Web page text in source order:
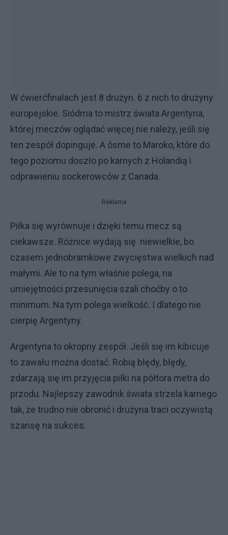
W ćwierćfinałach jest 8 drużyn. 6 z nich to drużyny
europejskie. Siódma to mistrz świata Argentyna,
której meczów oglądać więcej nie należy, jeśli się
ten zespół dopinguje. A ósme to Maroko, które do
tego poziomu doszło po karnych z Holandią i
odprawieniu sockerowców z Canada.
Reklama
Piłka się wyrównuje i dzięki temu mecz są
ciekawsze. Różnice wydają się niewielkie, bo
czasem jednobramkowe zwycięstwa wielkich nad
małymi. Ale to na tym właśnie polega, na
umiejętności przesunięcia szali choćby o to
minimum. Na tym polega wielkość. I dlatego nie
cierpię Argentyny.
Argentyna to okropny zespół. Jeśli się im kibicuje
to zawału można dostać. Robią błędy, błędy,
zdarzają się im przyjęcia piłki na półtora metra do
przodu. Najlepszy zawodnik świata strzela karnego
tak, że trudno nie obronić i drużyna traci oczywistą
szansę na sukces.